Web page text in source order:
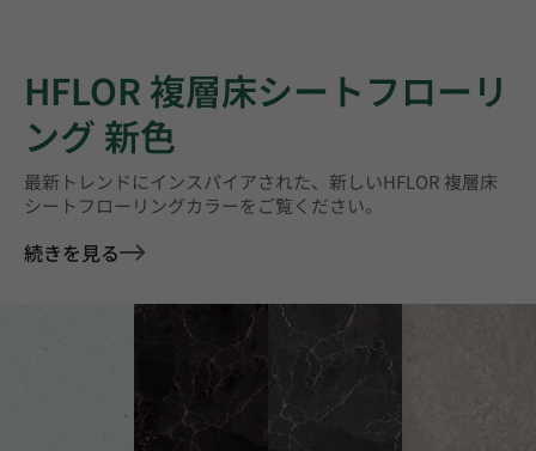
HFLOR 複層床シートフローリ
ング 新色
最新トレンドにインスパイアされた、新しいHFLOR 複層床
シートフローリングカラーをご覧ください。
続きを見る